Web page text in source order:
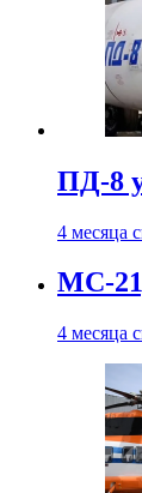
ПД-8
4 месяца
МС-
4 месяца